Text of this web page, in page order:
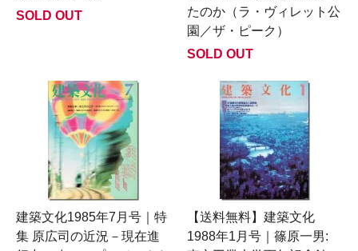
SOLD OUT
たのか（ラ・ヴィレット公
園／ザ・ピーク）
SOLD OUT
建築文化1985年7月号｜特
集 原広司の近況－現在進
【送料無料】建築文化
1988年1月号｜篠原一男: